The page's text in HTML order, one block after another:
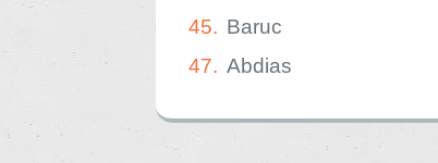
45. Baruc
47. Abdias